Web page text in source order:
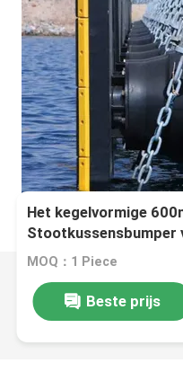
Het kegelvormige
Stootkussensbumper
Infrastructure
MOQ：1 Piece
Beste prijs